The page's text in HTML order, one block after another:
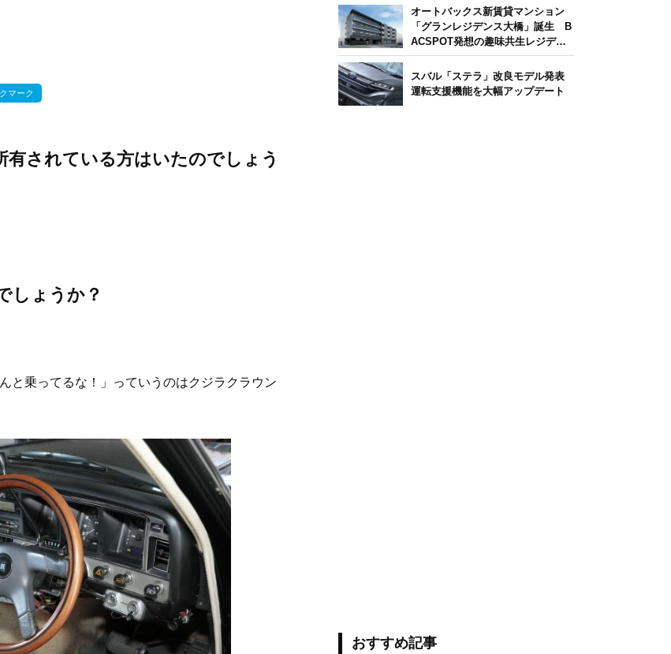
マーク
有されている方はいたのでしょう
しょうか？
と乗ってるな！」っていうのはクジラクラウン
オートバックス新賃貸マンション
「グランレジデンス大橋」誕生 B
ACSPOT発想の趣味共生レジデン
ス
スバル「ステラ」改良モデル発表
運転支援機能を大幅アップデート
おすすめ記事